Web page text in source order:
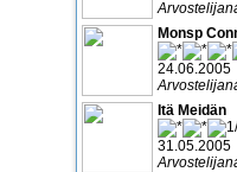
Monsp
24.06.2005
Itä Meidän
31.05.2005